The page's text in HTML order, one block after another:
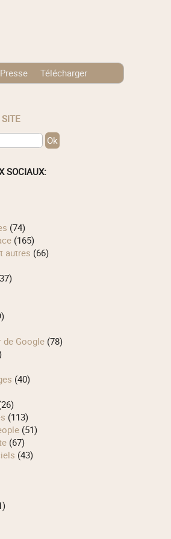
Télécharger
SITE
SOCIAUX:
(74)
(165)
autres (66)
de Google(78)
(40)
(113)
(51)
(67)
(43)